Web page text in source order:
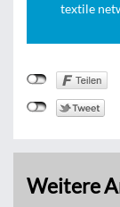
textile
Weitere